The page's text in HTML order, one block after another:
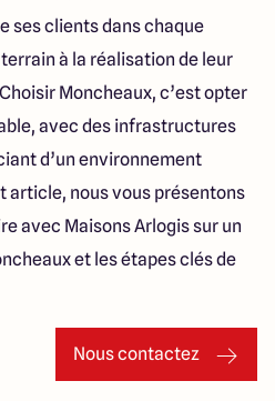
ses clients dans chaque
à la réalisation de leur
Moncheaux, c’est opter
avec des infrastructures
d’un environnement
article, nous vous présentons
avec Maisons Arlogis sur un
et les étapes clés de
Nous contactez